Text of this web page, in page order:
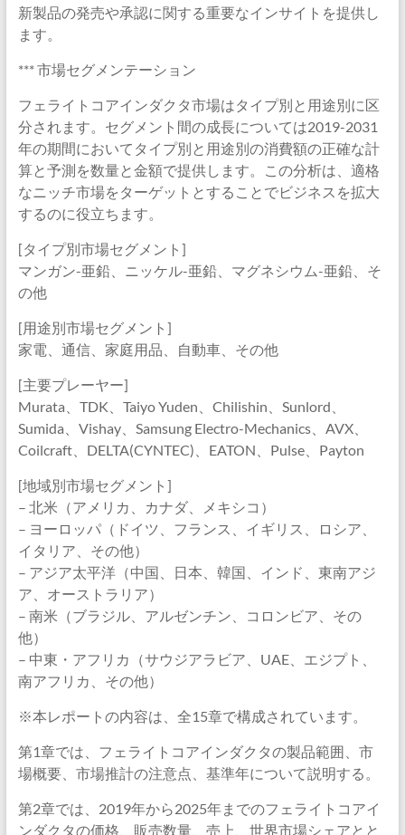
新製品の発売や承認に関する重要なインサイトを提供し
ます。
*** 市場セグメンテーション
フェライトコアインダクタ市場はタイプ別と用途別に区
分されます。セグメント間の成長については2019-2031
年の期間においてタイプ別と用途別の消費額の正確な計
算と予測を数量と金額で提供します。この分析は、適格
なニッチ市場をターゲットとすることでビジネスを拡大
するのに役立ちます。
[タイプ別市場セグメント]
マンガン-亜鉛、ニッケル-亜鉛、マグネシウム-亜鉛、そ
の他
[用途別市場セグメント]
家電、通信、家庭用品、自動車、その他
[主要プレーヤー]
Murata、TDK、Taiyo Yuden、Chilishin、Sunlord、
Sumida、Vishay、Samsung Electro-Mechanics、AVX、
Coilcraft、DELTA(CYNTEC)、EATON、Pulse、Payton
[地域別市場セグメント]
– 北米（アメリカ、カナダ、メキシコ）
– ヨーロッパ（ドイツ、フランス、イギリス、ロシア、
イタリア、その他）
– アジア太平洋（中国、日本、韓国、インド、東南アジ
ア、オーストラリア）
– 南米（ブラジル、アルゼンチン、コロンビア、その
他）
– 中東・アフリカ（サウジアラビア、UAE、エジプト、
南アフリカ、その他）
※本レポートの内容は、全15章で構成されています。
第1章では、フェライトコアインダクタの製品範囲、市
場概要、市場推計の注意点、基準年について説明する。
第2章では、2019年から2025年までのフェライトコアイ
ンダクタの価格、販売数量、売上、世界市場シェアとと